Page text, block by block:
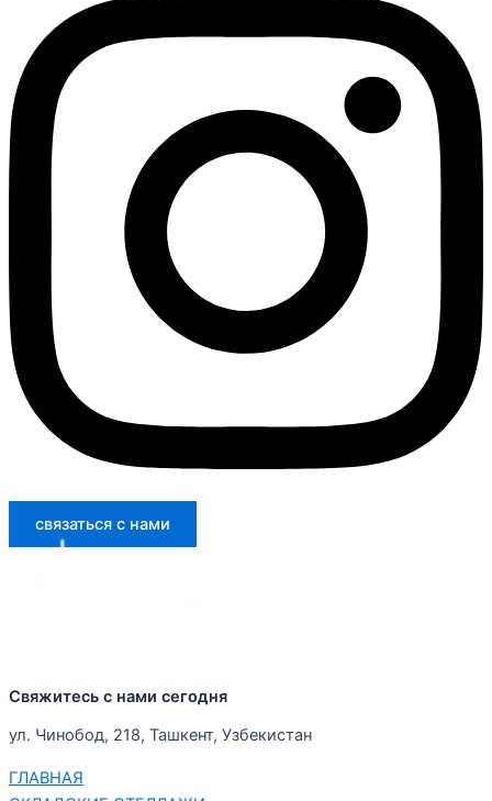
связаться с нами
Свяжитесь с нами сегодня
ул. Чинобод, 218, Ташкент, Узбекистан
ГЛАВНАЯ